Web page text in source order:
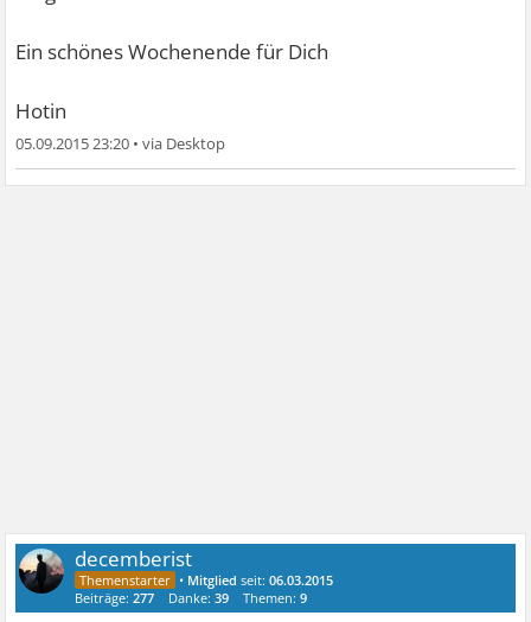
Ein schönes Wochenende für Dich
Hotin
05.09.2015 23:20 •
decemberist
• Mitglied seit:06.03.2015
Beiträge:277 Danke:39 Themen:9